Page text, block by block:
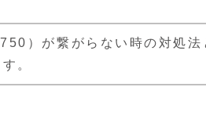
）が繋がらない時の対処法
。